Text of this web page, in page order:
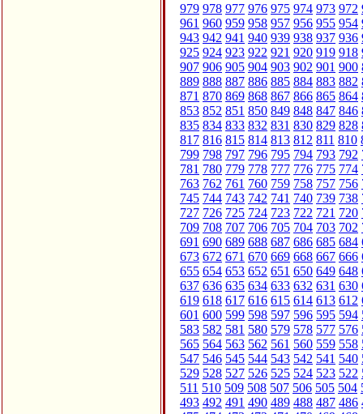
979 978 977 976 975 974 973 972
961 960 959 958 957 956 955 954
943 942 941 940 939 938 937 936
925 924 923 922 921 920 919 918
907 906 905 904 903 902 901 900
889 888 887 886 885 884 883 882
871 870 869 868 867 866 865 864
853 852 851 850 849 848 847 846
835 834 833 832 831 830 829 828
817 816 815 814 813 812 811 810
799 798 797 796 795 794 793 792
781 780 779 778 777 776 775 774
763 762 761 760 759 758 757 756
745 744 743 742 741 740 739 738
727 726 725 724 723 722 721 720
709 708 707 706 705 704 703 702
691 690 689 688 687 686 685 684
673 672 671 670 669 668 667 666
655 654 653 652 651 650 649 648
637 636 635 634 633 632 631 630
619 618 617 616 615 614 613 612
601 600 599 598 597 596 595 594
583 582 581 580 579 578 577 576
565 564 563 562 561 560 559 558
547 546 545 544 543 542 541 540
529 528 527 526 525 524 523 522
511 510 509 508 507 506 505 504
493 492 491 490 489 488 487 486